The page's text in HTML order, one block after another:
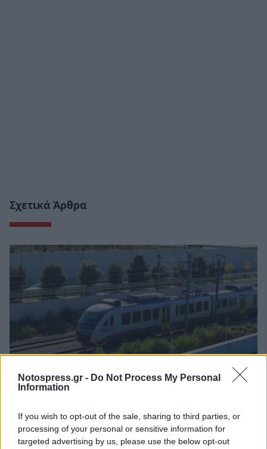
Notospress.gr - Do Not Process My Personal
Information
If you wish to opt-out of the sale, sharing to third parties, or
processing of your personal or sensitive information for
targeted advertising by us, please use the below opt-out
Σχετικά Άρθρα
γραμμής προς το Λουτράκι – Οι νέοι σταθμοί
(video)